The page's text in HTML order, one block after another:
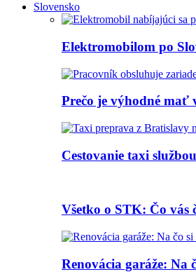
Slovensko
Elektromobilom po
Prečo je výhodné mať
Cestovanie taxi
Všetko o STK: Čo
Renovácia garáže: Na